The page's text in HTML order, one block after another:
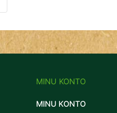
MINU KONTO
MINU KONTO